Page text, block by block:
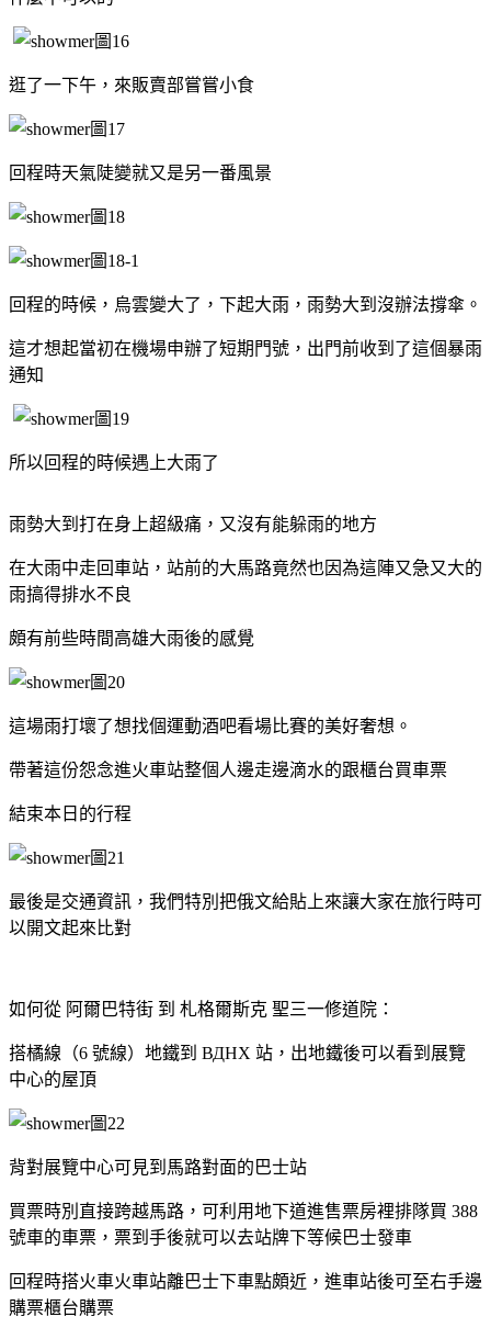
逛了一下午，來販賣部嘗嘗小食
回程時天氣陡變就又是另一番風景
回程的時候，烏雲變大了，下起大雨，雨勢大到沒辦法撐傘。
這才想起當初在機場申辦了短期門號，出門前收到了這個暴雨
通知
所以回程的時候遇上大雨了
雨勢大到打在身上超級痛，又沒有能躲雨的地方
在大雨中走回車站，站前的大馬路竟然也因為這陣又急又大的
雨搞得排水不良
頗有前些時間高雄大雨後的感覺
這場雨打壞了想找個運動酒吧看場比賽的美好奢想。
帶著這份怨念進火車站整個人邊走邊滴水的跟櫃台買車票
結束本日的行程
最後是交通資訊，我們特別把俄文給貼上來讓大家在旅行時可
以開文起來比對
如何從 阿爾巴特街 到 札格爾斯克 聖三一修道院：
搭橘線（6 號線）地鐵到 ВДНХ 站，出地鐵後可以看到展覽
中心的屋頂
背對展覽中心可見到馬路對面的巴士站
買票時別直接跨越馬路，可利用地下道進售票房裡排隊買 388
號車的車票，票到手後就可以去站牌下等候巴士發車
回程時搭火車火車站離巴士下車點頗近 ，進車站後可至右手邊
購票櫃台購票